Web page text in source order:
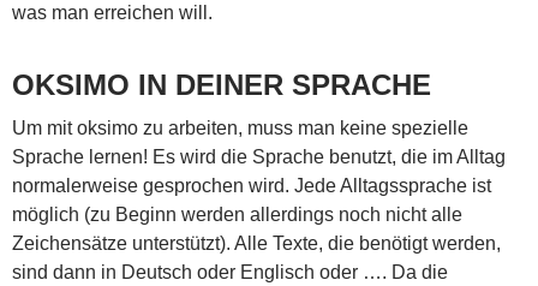
was man erreichen will.
OKSIMO IN DEINER SPRACHE
Um mit oksimo zu arbeiten, muss man keine spezielle
Sprache lernen! Es wird die Sprache benutzt, die im Alltag
normalerweise gesprochen wird. Jede Alltagssprache ist
möglich (zu Beginn werden allerdings noch nicht alle
Zeichensätze unterstützt). Alle Texte, die benötigt werden,
sind dann in Deutsch oder Englisch oder …. Da die